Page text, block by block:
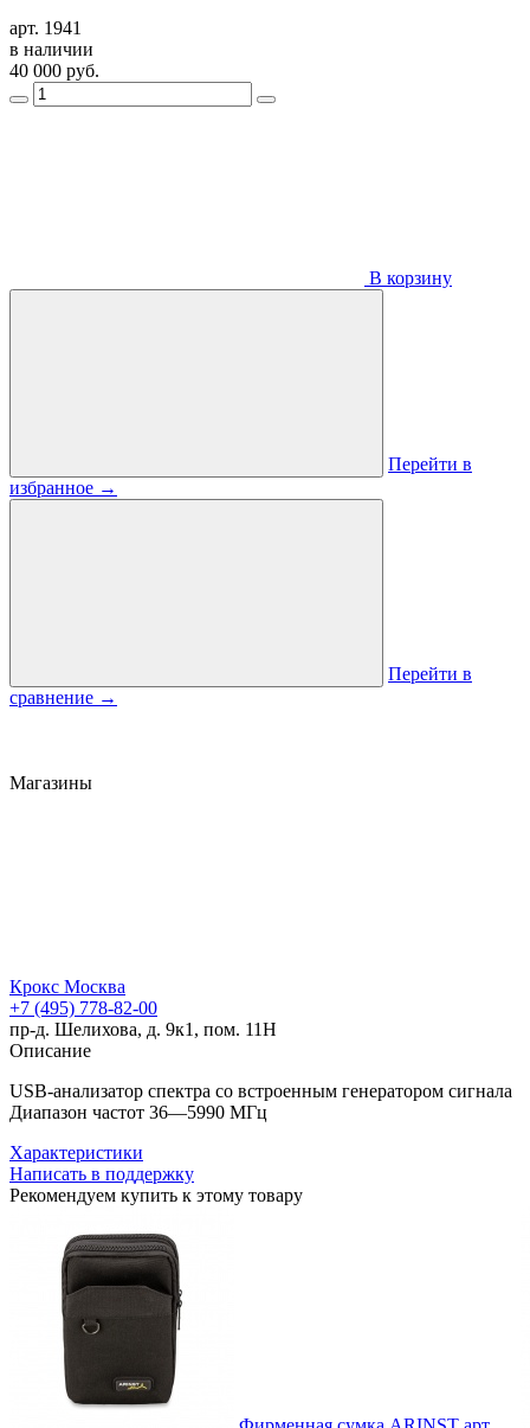
арт. 1941
в наличии
40 000 руб.
В корзину
Перейти в
избранное →
Перейти в
сравнение →
Магазины
Крокс Москва
+7 (495) 778-82-00
пр-д. Шелихова, д. 9к1, пом. 11Н
Описание
USB-анализатор спектра со встроенным генератором сигнала
Диапазон частот 36—5990 МГц
Характеристики
Написать в поддержку
Рекомендуем купить к этому товару